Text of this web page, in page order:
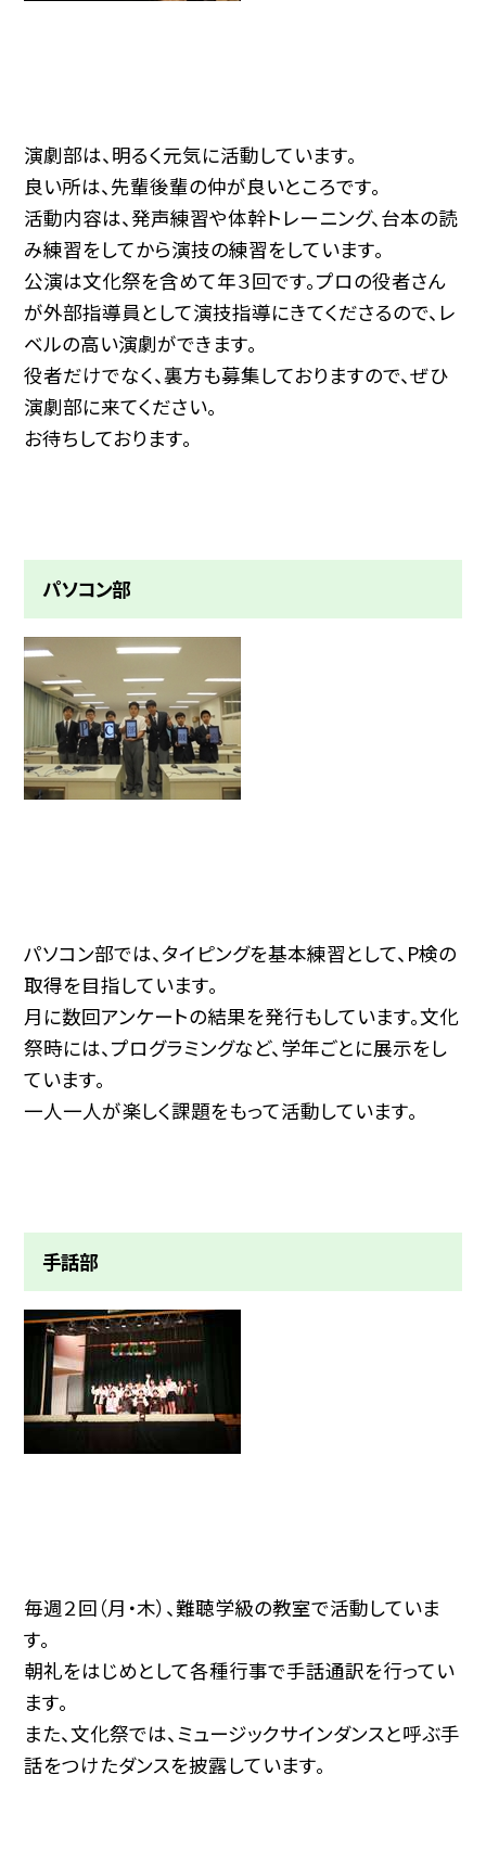
演劇部は、明るく元気に活動しています。
良い所は、先輩後輩の仲が良いところです。
活動内容は、発声練習や体幹トレーニング、台本の読
み練習をしてから演技の練習をしています。
公演は文化祭を含めて年３回です。プロの役者さん
が外部指導員として演技指導にきてくださるので、レ
ベルの高い演劇ができます。
役者だけでなく、裏方も募集しておりますので、ぜひ
演劇部に来てください。
お待ちしております。
パソコン部
パソコン部では、タイピングを基本練習として、P検の
取得を目指しています。
月に数回アンケートの結果を発行もしています。文化
祭時には、プログラミングなど、学年ごとに展示をし
ています。
一人一人が楽しく課題をもって活動しています。
手話部
毎週２回（月・木）、難聴学級の教室で活動していま
す。
朝礼をはじめとして各種行事で手話通訳を行ってい
ます。
また、文化祭では、ミュージックサインダンスと呼ぶ手
話をつけたダンスを披露しています。